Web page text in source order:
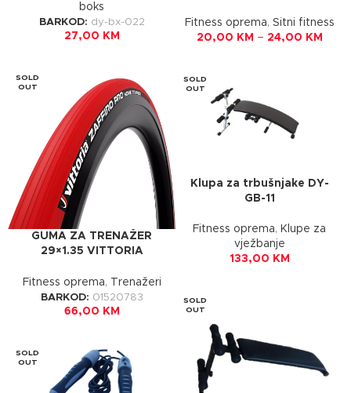
boks
BARKOD: dy-bx-022
27,00 KM
Fitness oprema, Sitni fitness
20,00 KM – 24,00 KM
SOLD
OUT
GUMA ZA TRENAŽER
29×1.35 VITTORIA
Fitness oprema,
Trenažeri
BARKOD: 01520783
66,00 KM
SOLD
OUT
Klupa za trbušnjake DY-
GB-11
Fitness oprema, Klupe za
vježbanje
133,00 KM
SOLD
OUT
SOLD
OUT